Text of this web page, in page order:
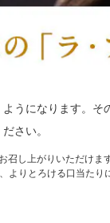
うになります。そ
さい。
し上がりいただけま
りとろける口当たり